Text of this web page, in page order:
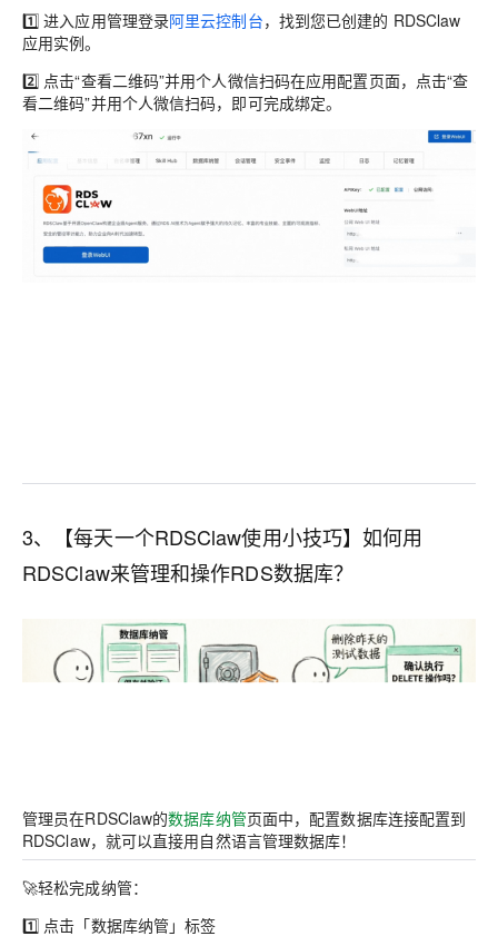
1️⃣进入应用管理登录阿里云控制台，找到您已创建的 RDSClaw
应用实例。
2️⃣ 点击“查看二维码”并用个人微信扫码在应用配置页面，点击“查
看二维码”并用个人微信扫码，即可完成绑定。
3、【每天一个RDSClaw使用小技巧】如何用
RDSClaw来管理和操作RDS数据库？
管理员在RDSClaw的数据库纳管页面中，配置数据库连接配置到
RDSClaw，就可以直接用自然语言管理数据库！
🚀轻松完成纳管：
1️⃣ 点击「数据库纳管」标签